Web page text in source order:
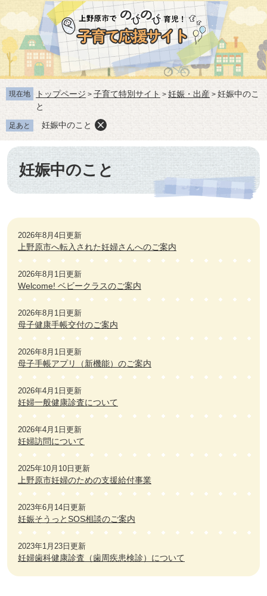
ー
ジ
の
先
で
す。
ニ
ュ
ー
を
ば
本
文
現在地 トップページ > 子育て特別サイト > 妊娠・出産 > 妊娠中のこ
と
足あと 妊娠中のこと
本
文
妊娠中のこと
2026年8月4日更新
上野原市へ転入された妊婦さんへのご案内
2026年8月1日更新
Welcome! ベビークラスのご案内
2026年8月1日更新
母子健康手帳交付のご案内
2026年8月1日更新
母子手帳アプリ（新機能）のご案内
2026年4月1日更新
妊婦一般健康診査について
2026年4月1日更新
妊婦訪問について
2025年10月10日更新
上野原市妊婦のための支援給付事業
2023年6月14日更新
妊娠そうっとSOS相談のご案内
2023年1月23日更新
妊婦歯科健康診査（歯周疾患検診）について